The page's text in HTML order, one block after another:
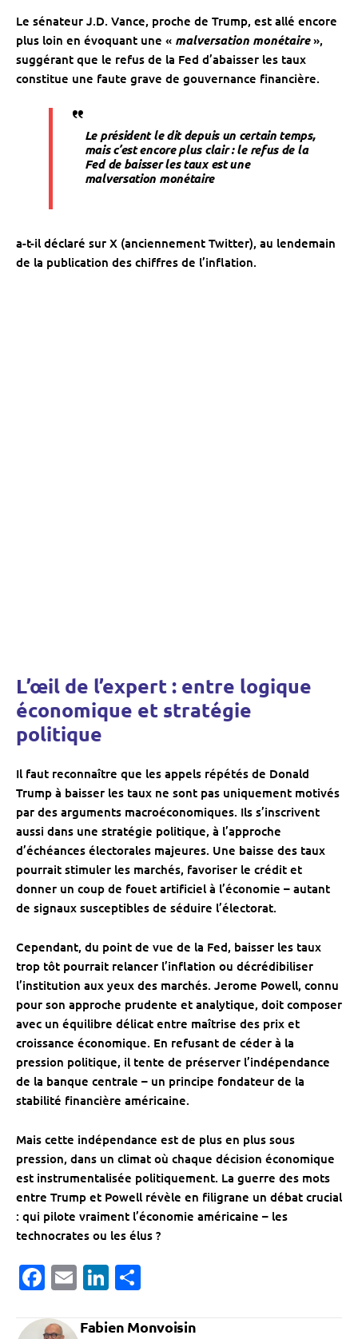
Le sénateur J.D. Vance, proche de Trump, est allé encore
plus loin en évoquant une « malversation monétaire»,
suggérant que le refus de la Fed d’abaisser les taux
constitue une faute grave de gouvernance financière.
Le président le dit depuis un certain temps,
mais c’est encore plus clair : le refus de la
Fed de baisser les taux est une
malversation monétaire
a-t-il déclaré sur X (anciennement Twitter), au lendemain
de la publication des chiffres de l’inflation.
L’œil de l’expert : entre logique
économique et stratégie
politique
Il faut reconnaître que les appels répétés de Donald
Trump à baisser les taux ne sont pas uniquement motivés
par des arguments macroéconomiques. Ils s’inscrivent
aussi dans une stratégie politique, à l’approche
d’échéances électorales majeures. Une baisse des taux
pourrait stimuler les marchés, favoriser le crédit et
donner un coup de fouet artificiel à l’économie – autant
de signaux susceptibles de séduire l’électorat.
Cependant, du point de vue de la Fed, baisser les taux
trop tôt pourrait relancer l’inflation ou décrédibiliser
l’institution aux yeux des marchés. Jerome Powell, connu
pour son approche prudente et analytique, doit composer
avec un équilibre délicat entre maîtrise des prix et
croissance économique. En refusant de céder à la
pression politique, il tente de préserver l’indépendance
de la banque centrale – un principe fondateur de la
stabilité financière américaine.
Mais cette indépendance est de plus en plus sous
pression, dans un climat où chaque décision économique
est instrumentalisée politiquement. La guerre des mots
entre Trump et Powell révèle en filigrane un débat crucial
: qui pilote vraiment l’économie américaine – les
technocrates ou les élus ?
Facebook
EmailLinkedIn
Fabien Monvoisin